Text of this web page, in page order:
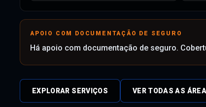
APOIO COM DOCUMENTAÇÃO DE SEGURO
Há apoio com documentação de seguro.
EXPLORAR SERVIÇOS VER TODAS AS